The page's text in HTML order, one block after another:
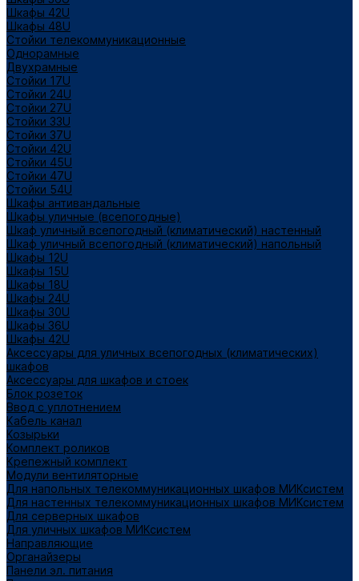
Шкафы 42U
Шкафы 48U
Стойки телекоммуникационные
Однорамные
Двухрамные
Стойки 17U
Стойки 24U
Стойки 27U
Стойки 33U
Стойки 37U
Стойки 42U
Стойки 45U
Стойки 47U
Стойки 54U
Шкафы антивандальные
Шкафы уличные (всепогодные)
Шкаф уличный всепогодный (климатический) настенный
Шкаф уличный всепогодный (климатический) напольный
Шкафы 12U
Шкафы 15U
Шкафы 18U
Шкафы 24U
Шкафы 30U
Шкафы 36U
Шкафы 42U
Аксессуары для уличных всепогодных (климатических)
шкафов
Аксессуары для шкафов и стоек
Блок розеток
Ввод с уплотнением
Кабель канал
Козырьки
Комплект роликов
Крепежный комплект
Модули вентиляторные
Для напольных телекоммуникационных шкафов МИКсистем
Для настенных телекоммуникационных шкафов МИКсистем
Для серверных шкафов
Для уличных шкафов МИКсистем
Направляющие
Органайзеры
Панели эл. питания